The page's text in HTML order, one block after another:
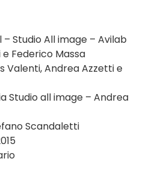
Studio All image – Avilab
Federico Massa
Valenti, Andrea Azzetti e
Studio all image – Andrea
Scandaletti